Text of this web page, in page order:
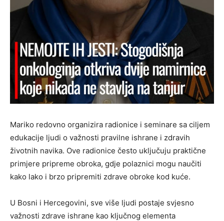
Mariko redovno organizira radionice i seminare sa ciljem
edukacije ljudi o važnosti pravilne ishrane i zdravih
životnih navika. Ove radionice često uključuju praktične
primjere pripreme obroka, gdje polaznici mogu naučiti
kako lako i brzo pripremiti zdrave obroke kod kuće.
U Bosni i Hercegovini, sve više ljudi postaje svjesno
važnosti zdrave ishrane kao ključnog elementa